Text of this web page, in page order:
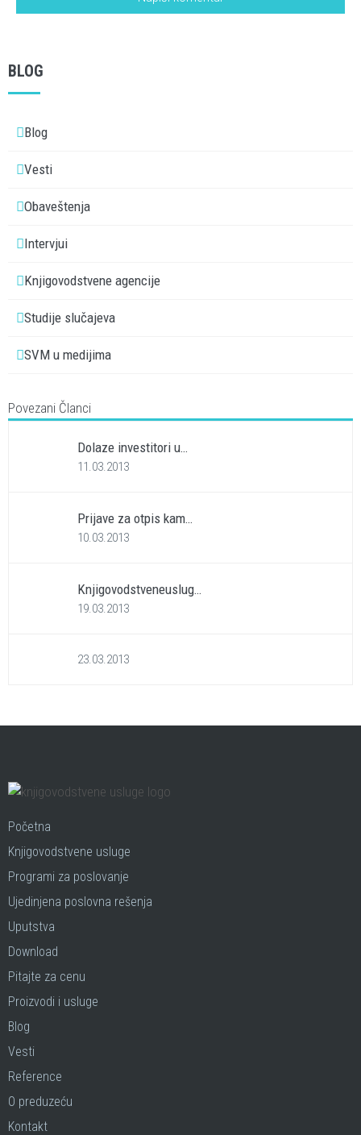
BLOG
Blog
Vesti
Obaveštenja
Intervjui
Knjigovodstvene agencije
Studije slučajeva
SVM u medijima
Povezani Članci
Dolaze investitori u…
11.03.2013
Prijave za otpis kam…
10.03.2013
Knjigovodstveneuslug…
19.03.2013
23.03.2013
Početna
Knjigovodstvene usluge
Programi za poslovanje
Ujedinjena poslovna rešenja
Uputstva
Download
Pitajte za cenu
Proizvodi i usluge
Blog
Vesti
Reference
O preduzeću
Kontakt